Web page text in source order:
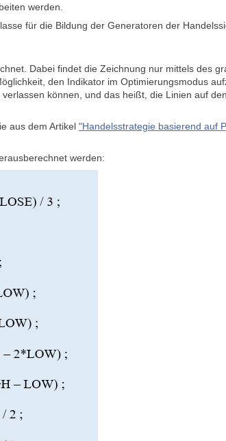
werden.
für die Bildung der Generatoren der
Dabei findet die Zeichnung nur mittels des
den Indikator im Optimierungsmodus
können, und das heißt, die Linien auf
aus dem Artikel "Handelsstrategie basierend auf
werden: